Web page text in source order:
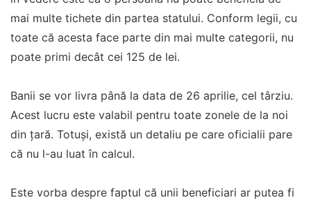
mai multe tichete din partea statului. Conform legii, cu
toate că acesta face parte din mai multe categorii, nu
poate primi decât cei 125 de lei.
Banii se vor livra până la data de 26 aprilie, cel târziu.
Acest lucru este valabil pentru toate zonele de la noi
din țară. Totuși, există un detaliu pe care oficialii pare
că nu l-au luat în calcul.
Este vorba despre faptul că unii beneficiari ar putea fi